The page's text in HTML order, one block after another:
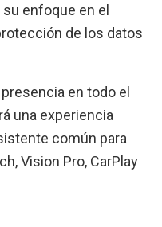
enfoque en el
de los datos
en todo el
una experiencia
común para
Vision Pro, CarPlay